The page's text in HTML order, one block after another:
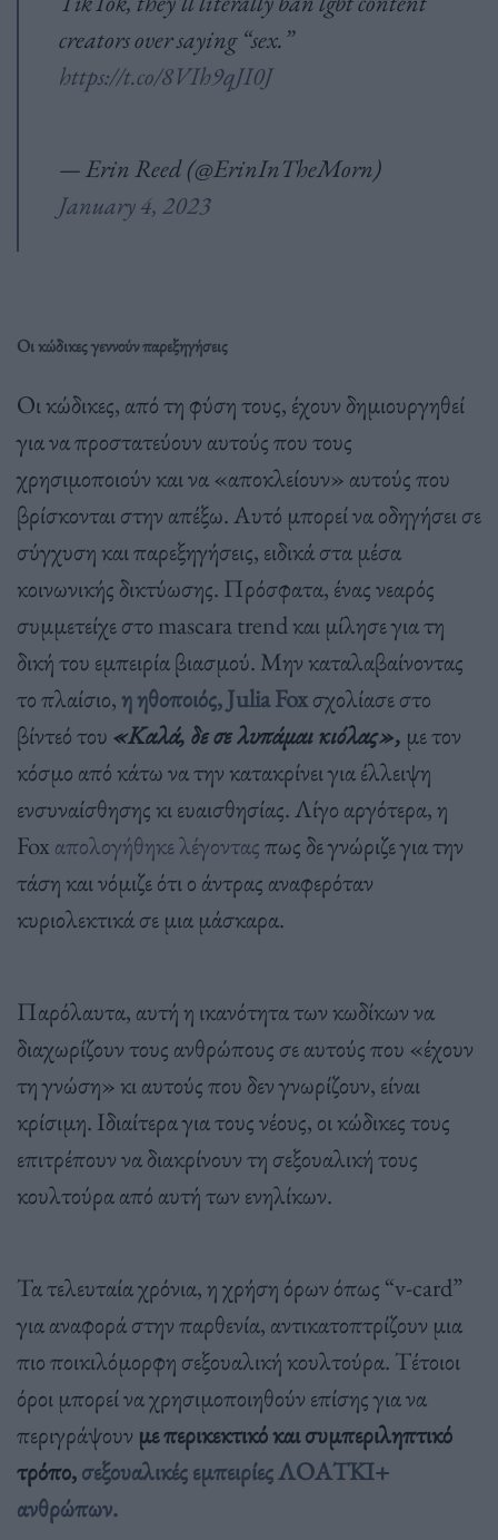
creators over saying “sex.”
https://t.co/8VIh9qJI0J
— Erin Reed (@ErinInTheMorn)
January 4, 2023
Οι κώδικες γεννούν παρεξηγήσεις
Οι κώδικες, από τη φύση τους, έχουν δημιουργηθεί
για να προστατεύουν αυτούς που τους
χρησιμοποιούν και να «αποκλείουν» αυτούς που
βρίσκονται στην απέξω. Αυτό μπορεί να οδηγήσει σε
σύγχυση και παρεξηγήσεις, ειδικά στα μέσα
κοινωνικής δικτύωσης. Πρόσφατα, ένας νεαρός
συμμετείχε στο mascara trend και μίλησε για τη
δική του εμπειρία βιασμού. Μην καταλαβαίνοντας
το πλαίσιο,η ηθοποιός, Julia Foxσχολίασε στο
βίντεό του «Καλά, δε σε λυπάμαι κιόλας», με τον
κόσμο από κάτω να την κατακρίνει για έλλειψη
ενσυναίσθησης κι ευαισθησίας. Λίγο αργότερα, η
Fox απολογήθηκε λέγονταςπως δε γνώριζε για την
τάση και νόμιζε ότι ο άντρας αναφερόταν
κυριολεκτικά σε μια μάσκαρα.
Παρόλαυτα, αυτή η ικανότητα των κωδίκων να
διαχωρίζουν τους ανθρώπους σε αυτούς που «έχουν
τη γνώση» κι αυτούς που δεν γνωρίζουν, είναι
κρίσιμη. Ιδιαίτερα για τους νέους, οι κώδικες τους
επιτρέπουν να διακρίνουν τη σεξουαλική τους
κουλτούρα από αυτή των ενηλίκων.
Τα τελευταία χρόνια, η χρήση όρων όπως “v-card”
για αναφορά στην παρθενία, αντικατοπτρίζουν μια
πιο ποικιλόμορφη σεξουαλική κουλτούρα. Τέτοιοι
όροι μπορεί να χρησιμοποιηθούν επίσης για να
περιγράψουν με περικεκτικό και συμπεριληπτικό
τρόπο,σεξουαλικές εμπειρίες ΛΟΑΤΚΙ+
ανθρώπων.